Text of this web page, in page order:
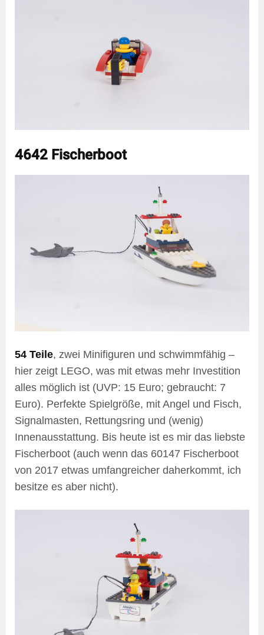
4642 Fischerboot
54 Teile, zwei Minifiguren und schwimmfähig –
hier zeigt LEGO, was mit etwas mehr Investition
alles möglich ist (UVP: 15 Euro; gebraucht: 7
Euro). Perfekte Spielgröße, mit Angel und Fisch,
Signalmasten, Rettungsring und (wenig)
Innenausstattung. Bis heute ist es mir das liebste
Fischerboot (auch wenn das 60147 Fischerboot
von 2017 etwas umfangreicher daherkommt, ich
besitze es aber nicht).